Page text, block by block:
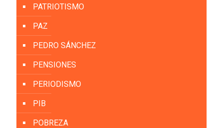
PATRIOTISMO
PAZ
PEDRO SÁNCHEZ
PENSIONES
PERIODISMO
PIB
POBREZA